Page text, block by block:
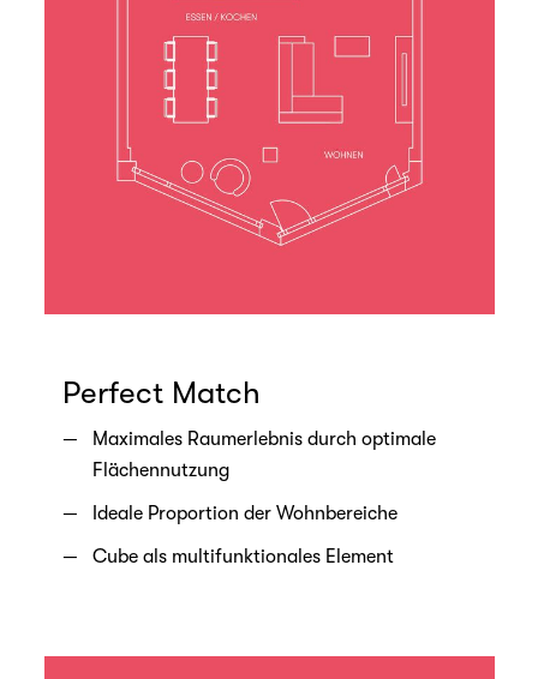
Perfect Match
Maximales Raumerlebnis durch optimale
Flächennutzung
Ideale Proportion der Wohnbereiche
Cube als multifunktionales Element